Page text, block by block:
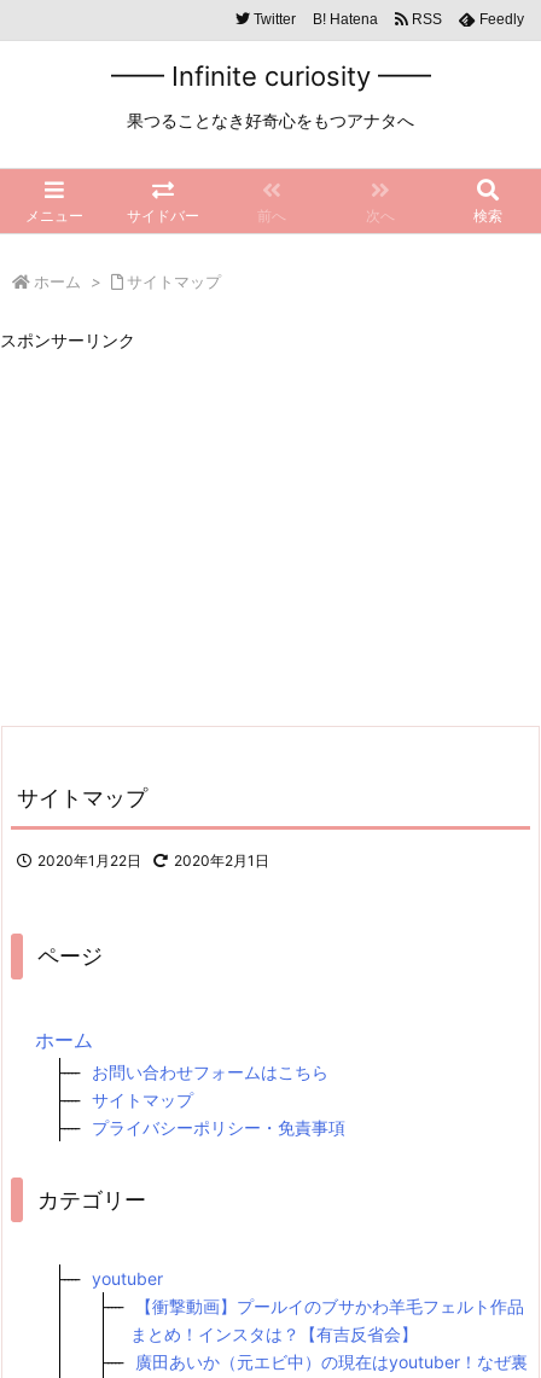
━━ Infinite curiosity ━━
果つることなき好奇心をもつアナタへ
メニュー サイドバー 前へ 次へ 検索
Twitter B! Hatena RSS Feedly
ホーム > サイトマップ
スポンサーリンク
サイトマップ
2020年1月22日 2020年2月1日
ページ
ホーム
お問い合わせフォームはこちら
サイトマップ
プライバシーポリシー・免責事項
カテゴリー
youtuber
【衝撃動画】プールイのブサかわ羊毛フェルト作品
まとめ！インスタは？【有吉反省会】
廣田あいか（元エビ中）の現在はyoutuber！なぜ裏